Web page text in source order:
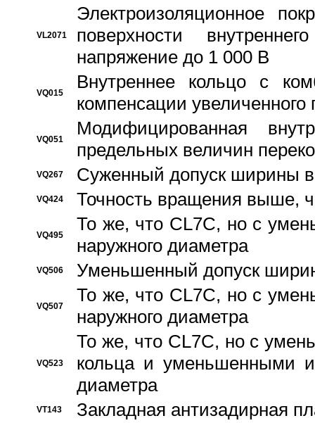
VL2071
Электроизоляционное
поверхности
напряжение до 1 000 В
VQ015
Bнутреннее кольцо с
компенсации увеличенного
VQ051
Модифицированная
предельных величин
VQ267 Суженный допуск ширины
VQ424 Точность вращения выше,
VQ495
То же, что CL7C, но с
наружного диаметра
VQ506 Уменьшенный допуск
VQ507
То же, что CL7C, но с
наружного диаметра
VQ523
То же, что CL7C, но с
кольца и уменьшенными
диаметра
VT143 Закладная антизадирная